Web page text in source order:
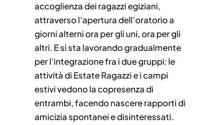
accoglienza dei ragazzi egiziani,
attraverso l’apertura dell’oratorio a
giorni alterni ora per gli uni, ora per gli
altri. E si sta lavorando gradualmente
per l’integrazione fra i due gruppi: le
attività di Estate Ragazzi e i campi
estivi vedono la copresenza di
entrambi, facendo nascere rapporti di
amicizia spontanei e disinteressati.